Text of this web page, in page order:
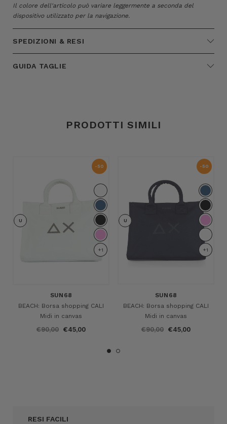
Il colore dell'articolo può variare leggermente a seconda del
dispositivo utilizzato per la navigazione.
SPEDIZIONI & RESI
GUIDA TAGLIE
PRODOTTI SIMILI
-50
U
+1
SUN68
BEACH: Borsa shopping CALI
Midi in canvas
€90,00 €45,00
-50
U
+1
SUN68
BEACH: Borsa shopping CALI
Midi in canvas
€90,00 €45,00
RESI FACILI